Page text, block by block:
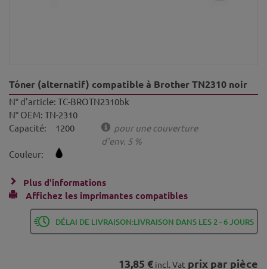
Tóner (alternatif) compatible à Brother TN2310 noir
N° d'article: TC-BROTN2310bk
N° OEM: TN-2310
Capacité:
1200
pour une couverture
d'env. 5 %
Couleur:
Plus d'informations
Affichez les imprimantes compatibles
DÉLAI DE LIVRAISON:LIVRAISON DANS LES 2 - 6 JOURS
13,85 € incl. Vat prix par pièce